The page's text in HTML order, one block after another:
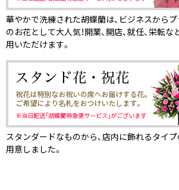
華やかで洗練された胡蝶蘭は、ビジネスから
のお花として大人気！開業、開店、就任、栄転
用いただけます。
スタンダードなものから、店内に飾れるタイ
用意しました。